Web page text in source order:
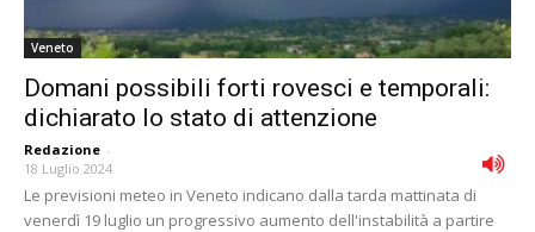
Veneto
Domani possibili forti rovesci e temporali:
dichiarato lo stato di attenzione
Redazione -
18 Luglio 2024
Le previsioni meteo in Veneto indicano dalla tarda mattinata di
venerdì 19 luglio un progressivo aumento dell'instabilità a partire